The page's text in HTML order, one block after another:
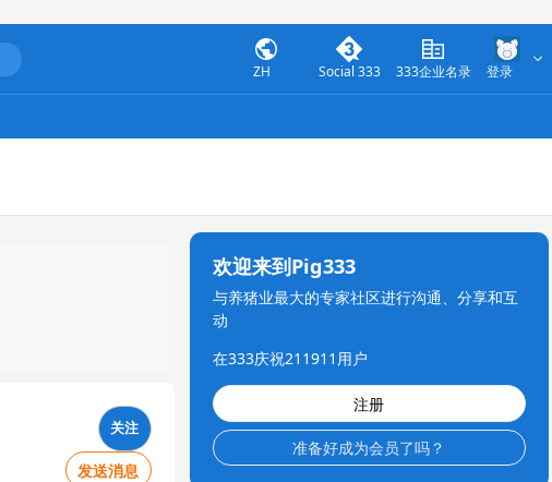
ZH Social 333 333企业名录 登录
关注
发送消息
欢迎来到Pig333
与养猪业最大的专家社区进行沟通、分享和互
动
在333庆祝211911用户
注册
准备好成为会员了吗？